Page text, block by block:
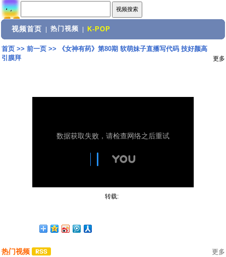
视频首页 热门视频 K-POP
首页>> 前一页>>
《女神有药》第80期 软萌妹子直播写代码 技好颜高
引膜拜
更多
转载:
热门视频 更多